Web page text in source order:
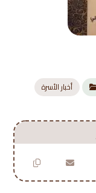
أخبار الأسرة